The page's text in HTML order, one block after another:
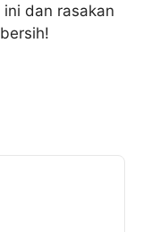
dan rasakan